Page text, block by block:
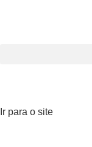
Ir para o site